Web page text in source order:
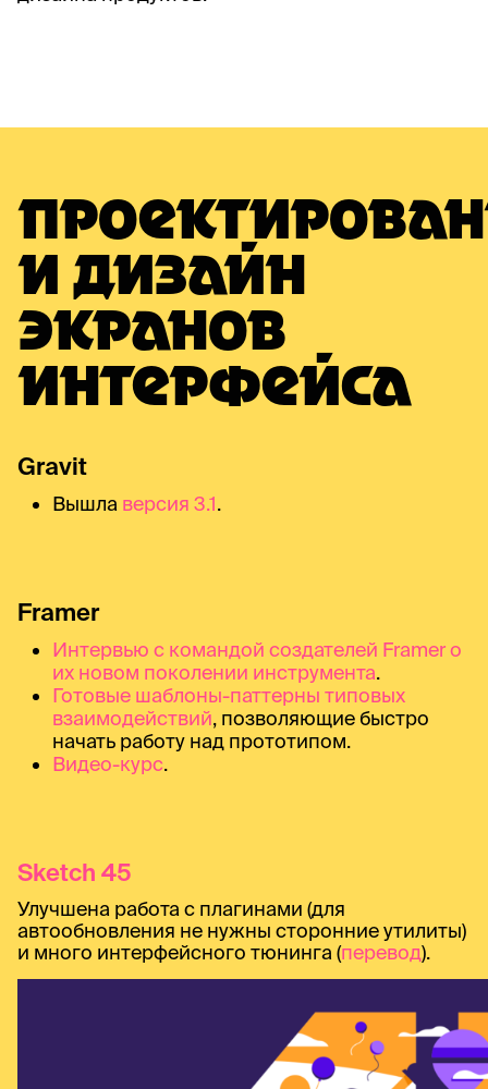
И ДИЗАЙН
ЭКРАНОВ
ИНТЕРФЕЙСА
Gravit
Вышла версия 3.1.
Framer
Интервью с командой создателей Framer о
их новом поколении инструмента.
Готовые шаблоны-паттерны типовых
взаимодействий, позволяющие быстро
начать работу над прототипом.
Видео-курс.
Sketch 45
Улучшена работа с плагинами (для
автообновления не нужны сторонние утилиты)
и много интерфейсного тюнинга (перевод).